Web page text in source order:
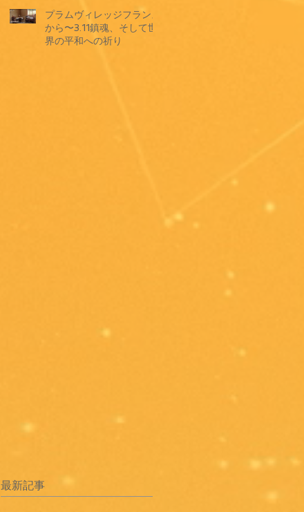
プラムヴィレッジフランス
から〜3.11鎮魂、そして世
界の平和への祈り
最新記事